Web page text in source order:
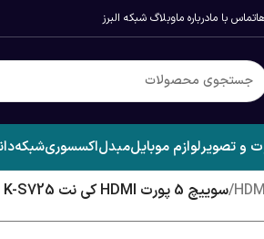
تماس با مادرباره ماوبلاگ شبکه البرز
و تصویرلوازم موبایلمبدلاکسسوریشبکه
/سوییچ 5 پورت HDMI کی نت K-S725